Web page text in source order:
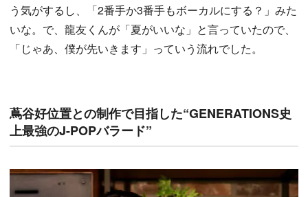
う気がするし、「2番手か3番手もボーカルにする？」みた
いな。で、龍友くんが「夏がいいな」と言っていたので、
「じゃあ、僕が先いきます」っていう流れでした。
蔦谷好位置との制作で目指した“GENERATIONS史
上最強のJ-POPバラード”